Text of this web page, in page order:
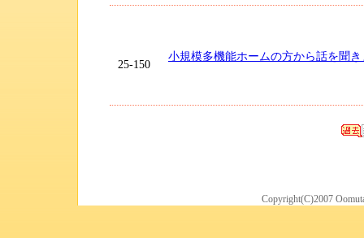
25-150
小規模多機能ホームの方から話を聞
Copyright(C)2007